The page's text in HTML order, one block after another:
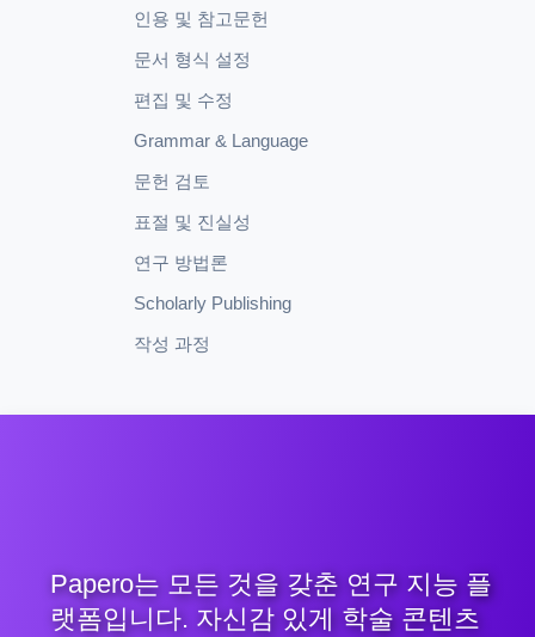
인용 및 참고문헌
문서 형식 설정
편집 및 수정
Grammar & Language
문헌 검토
표절 및 진실성
연구 방법론
Scholarly Publishing
작성 과정
Papero는 모든 것을 갖춘 연구 지능 플
랫폼입니다. 자신감 있게 학술 콘텐츠